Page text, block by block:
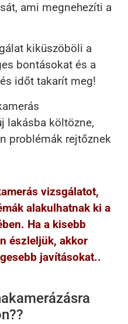
ami megnehezíti a
kiküszöböli a
bontásokat és a
időt takarít meg!
lakásba költözne,
problémák rejtőznek
vizsgálatot,
alakulhatnak ki a
Ha a kisebb
észleljük, akkor
javításokat..